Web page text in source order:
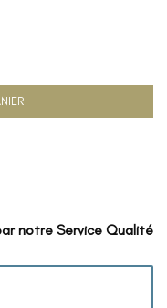
notre Service Qualité